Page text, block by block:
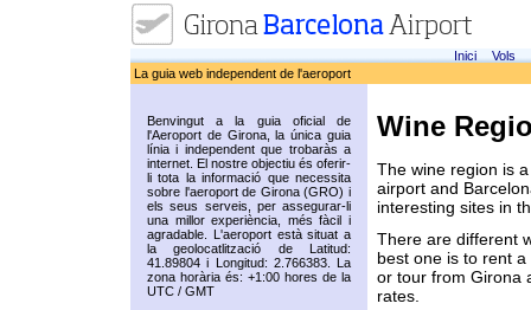
Inici
Vols
La guia web independent de l'aeroport
Benvingut a la guia oficial de
l'Aeroport de Girona, la única guia
línia i independent que trobaràs a
internet. El nostre objectiu és oferir-
li tota la informació que necessita
sobre l'aeroport de Girona (GRO) i
els seus serveis, per assegurar-li
una millor experiència, més fàcil i
agradable. L'aeroport està situat a
la geolocatlització de Latitud:
41.89804 i Longitud: 2.766383. La
zona horària és: +1:00 hores de la
UTC / GMT
Wine
The wine region is
airport and
interesting sites in
There are different
best one is to rent
or tour from Girona
rates.